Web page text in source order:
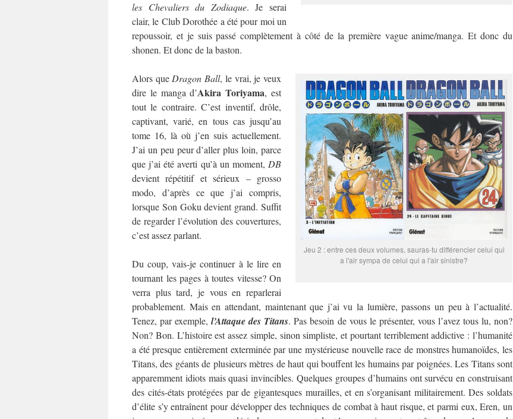
les Chevaliers du Zodiaque. Je serai
clair, le Club Dorothée a été pour moi un
repoussoir, et je suis passé complètement à côté de la première vague anime/manga. Et donc du
shonen. Et donc de la baston.
Jeu 2 : entre ces deux volumes, sauras-tu différencier celui qui
a l'air sympa de celui qui a l'air sinistre?
Alors que Dragon Ball, le vrai, je veux
dire le manga d’Akira Toriyama, est
tout le contraire. C’est inventif, drôle,
captivant, varié, en tous cas jusqu’au
tome 16, là où j’en suis actuellement.
J’ai un peu peur d’aller plus loin, parce
que j’ai été averti qu’à un moment, DB
devient répétitif et sérieux – grosso
modo, d’après ce que j’ai compris,
lorsque Son Goku devient grand. Suffit
de regarder l’évolution des couvertures,
c’est assez parlant.
Du coup, vais-je continuer à le lire en
tournant les pages à toutes vitesse? On
verra plus tard, je vous en reparlerai
probablement. Mais en attendant, maintenant que j’ai vu la lumière, passons un peu à l’actualité.
Tenez, par exemple,l’Attaque des Titans. Pas besoin de vous le présenter, vous l’avez tous lu, non?
Non? Bon. L’histoire est assez simple, sinon simpliste, et pourtant terriblement addictive : l’humanité
a été presque entièrement exterminée par une mystérieuse nouvelle race de monstres humanoïdes, les
Titans, des géants de plusieurs mètres de haut qui bouffent les humains par poignées. Les Titans sont
apparemment idiots mais quasi invincibles. Quelques groupes d’humains ont survécu en construisant
des cités-états protégées par de gigantesques murailles, et en s’organisant militairement. Des soldats
d’élite s’y entraînent pour développer des techniques de combat à haut risque, et parmi eux, Eren, un